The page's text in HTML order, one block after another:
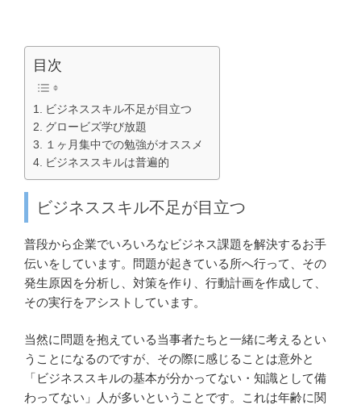
目次
ビジネススキル不足が目立つ
グロービズ学び放題
１ヶ月集中での勉強がオススメ
ビジネススキルは普遍的
ビジネススキル不足が目立つ
普段から企業でいろいろなビジネス課題を解決するお手
伝いをしています。問題が起きている所へ行って、その
発生原因を分析し、対策を作り、行動計画を作成して、
その実行をアシストしています。
当然に問題を抱えている当事者たちと一緒に考えるとい
うことになるのですが、その際に感じることは意外と
「ビジネススキルの基本が分かってない・知識として備
わってない」人が多いということです。これは年齢に関